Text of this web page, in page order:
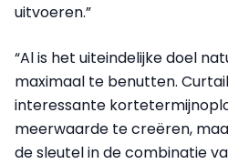
uitvoeren.”
“Al is het uiteindelijke doel
maximaal te benutten.
interessante
meerwaarde te creëren,
de sleutel in de combinatie